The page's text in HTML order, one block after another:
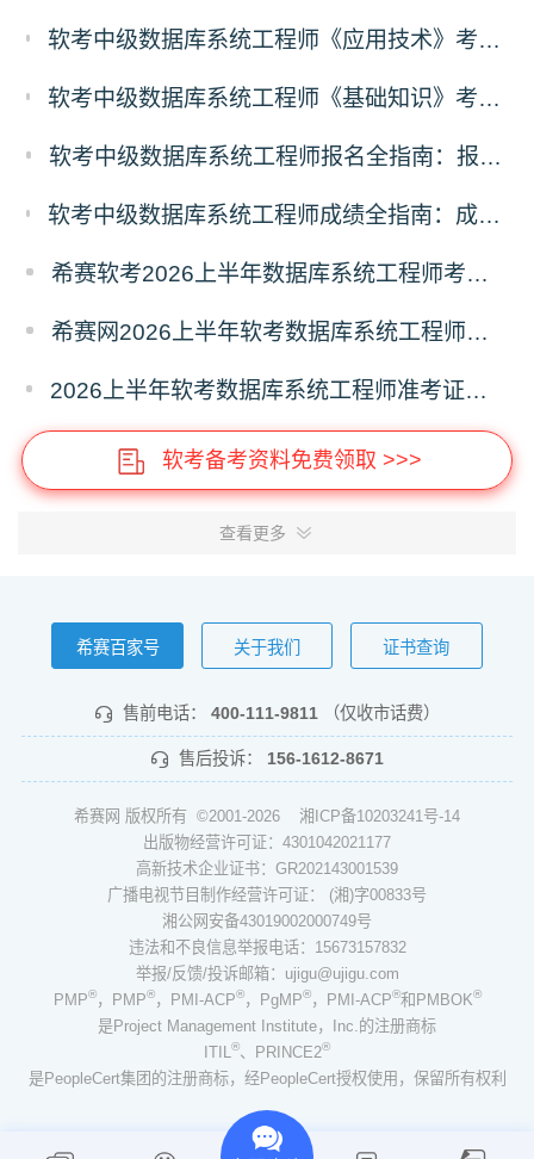
软考中级数据库系统工程师《应用技术》考什么？数据库系统工程师应用技术科目考试内容
软考中级数据库系统工程师《基础知识》考什么？数据库系统工程师基础知识科目考试内容
软考中级数据库系统工程师报名全指南：报名时间、入口、流程、资料、注意事项
软考中级数据库系统工程师成绩全指南：成绩查询时间、入口、流程、合格标准、成绩复查
希赛软考2026上半年数据库系统工程师考前20问
希赛网2026上半年软考数据库系统工程师考前几页纸
2026上半年软考数据库系统工程师准考证打印时间5月18日起
软考备考资料免费领取 >>>
查看更多
希赛百家号 关于我们 证书查询
售前电话： 400-111-9811 （仅收市话费）
售后投诉： 156-1612-8671
希赛网 版权所有 ©2001-2026 湘ICP备10203241号-14
出版物经营许可证：4301042021177
高新技术企业证书：GR202143001539
广播电视节目制作经营许可证： (湘)字00833号
湘公网安备43019002000749号
违法和不良信息举报电话：15673157832
举报/反馈/投诉邮箱：ujigu@ujigu.com
PMP®，PMP®，PMI-ACP®，PgMP®，PMI-ACP®和PMBOK®
是Project Management Institute，Inc.的注册商标
ITIL ®、PRINCE2®
是PeopleCert集团的注册商标，经PeopleCert授权使用，保留所有权利